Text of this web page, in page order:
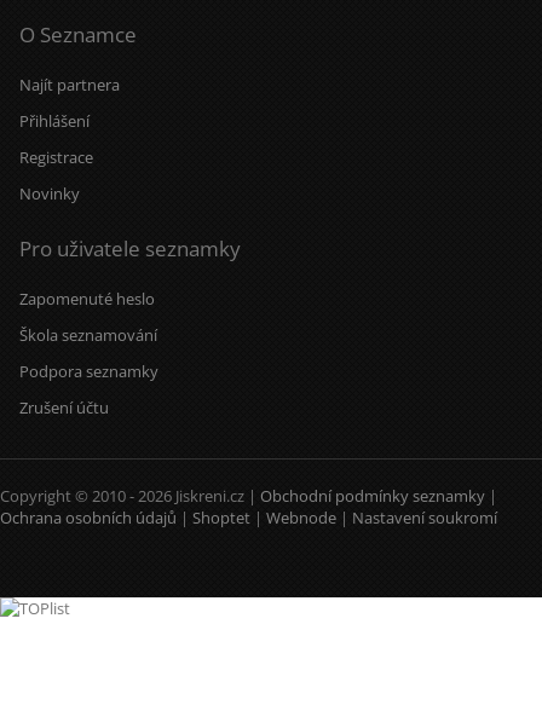
O Seznamce
Najít partnera
Přihlášení
Registrace
Novinky
Pro uživatele seznamky
Zapomenuté heslo
Škola seznamování
Podpora seznamky
Zrušení účtu
Copyright © 2010 - 2026 Jiskreni.cz | Obchodní podmínky seznamky |
Ochrana osobních údajů | Shoptet | Webnode | Nastavení soukromí